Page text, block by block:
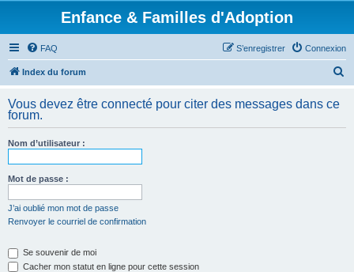
Enfance & Familles d'Adoption
FAQ Connexion
S’enregistrer
Index du forum
h
Vous devez être connecté pour citer des messages dans ce
forum.
Nom d’utilisateur :
Mot de passe :
J’ai oublié mon mot de passe
Renvoyer le courriel de confirmation
Se souvenir de moi
Cacher mon statut en ligne pour cette session